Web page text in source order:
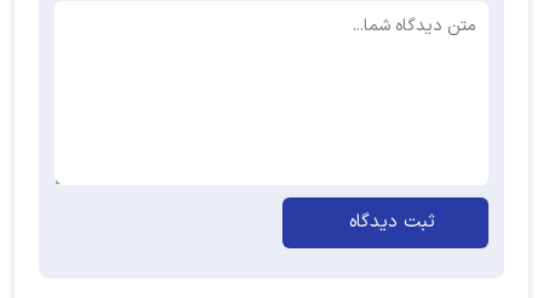
ثبت دیدگاه